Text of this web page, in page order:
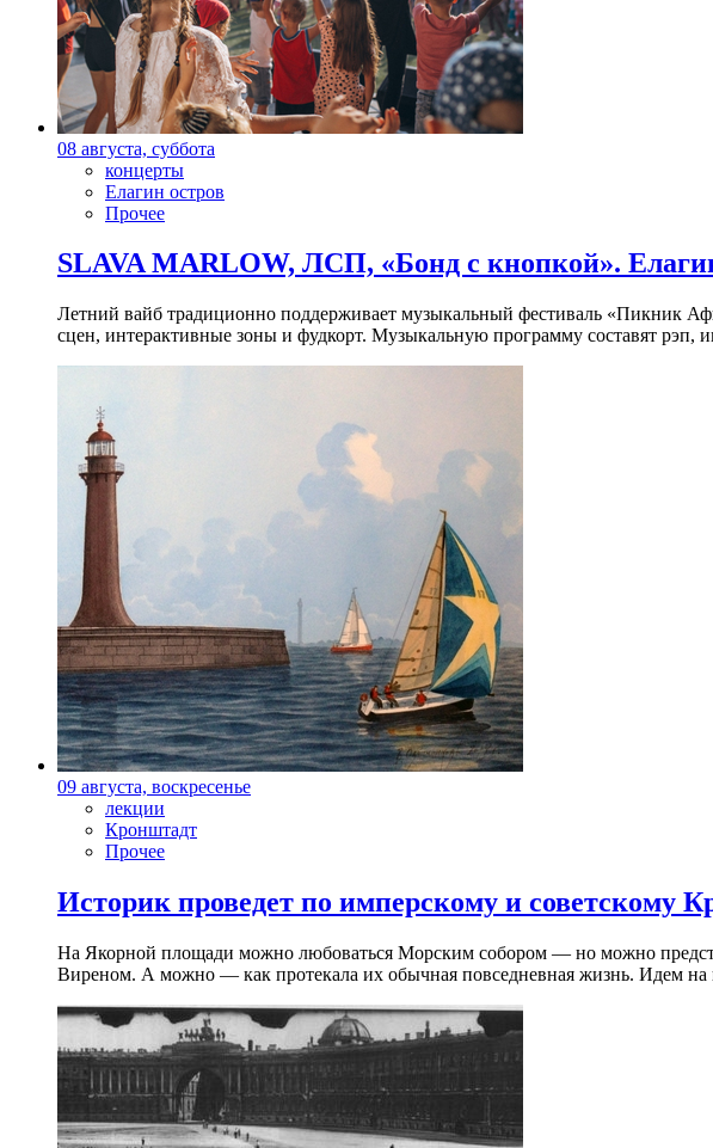
08 августа, суббота
концерты
Елагин остров
Прочее
SLAVA MARLOW, ЛСП, «Бонд с кнопкой».
Летний вайб традиционно поддерживает музыкальный фестиваль «Пикник
сцен, интерактивные зоны и фудкорт. Музыкальную программу составят рэп,
09 августа, воскресенье
лекции
Кронштадт
Прочее
Историк проведет по имперскому и советскому
На Якорной площади можно любоваться Морским собором — но можно
Виреном. А можно — как протекала их обычная повседневная жизнь. Идем на